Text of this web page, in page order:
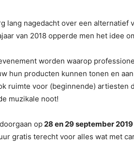
lang nagedacht over een
van 2018 opperde men het idee
worden waarop
hun producten kunnen tonen en
ruimte voor (beginnende)
muzikale noot!
op28 en 29 september
gratis terecht voor alles wat met